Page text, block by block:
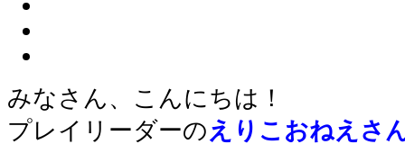
みなさん、こんにちは！
プレイリーダーの えりこおねえさ